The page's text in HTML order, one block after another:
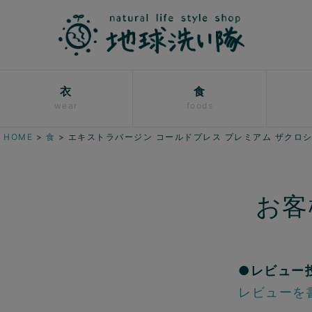
衣
wear
食
foods
HOME 食 エキストラバージン コールドプレス プレミアム ザクロ
お
●レビュー
レビュー